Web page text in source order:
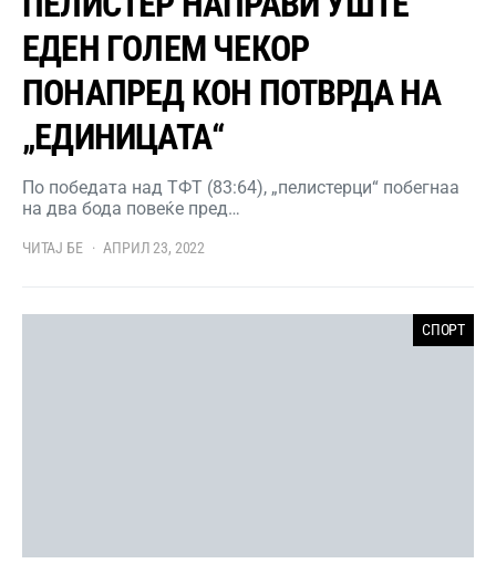
ЕДЕН ГОЛЕМ ЧЕКОР
ПОНАПРЕД КОН ПОТВРДА НА
„ЕДИНИЦАТА“
По победата над ТФТ (83:64), „пелистерци“ побегнаа
на два бода повеќе пред…
ЧИТАЈ БЕ АПРИЛ 23, 2022
СПОРТ